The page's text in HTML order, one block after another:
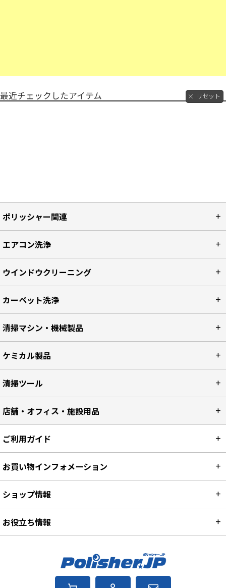
最近チェックしたアイテム リセット
ポリッシャー関連
エアコン洗浄
ウインドウクリーニング
カーペット洗浄
清掃マシン・機械製品
ケミカル製品
清掃ツール
店舗・オフィス・施設用品
ご利用ガイド
お買い物インフォメーション
ショップ情報
お役立ち情報